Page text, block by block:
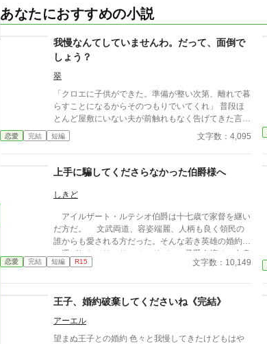
あなたにおすすめの小説
我慢なんてしていませんわ。だって、面倒で
しょう？
翠
「クロエに子供ができた。準備が整い次第、離れで暮
らすことになるからそのつもりでいてくれ」 普段ほ
とんど屋敷にいない夫が前触れもなく告げてきた言葉
をきっかけに、レティシアは“三年間”の契約を終わら
せることにした。 赤の他人を屋敷に迎えることはし
って、面倒でしょう？」 不誠実な夫も、無意味な結
婚も、 この際すべて切り捨ててしまいましょう。
恋愛 完結 短編 文字数：4,095
上手に騙してくださらなかった伯爵様へ
しきど
アイルザート・ルテシオ伯爵は十七歳で家督を継い
だ方だ。 文武両道、容姿端麗、人柄も良く領民の
誰からも愛される方だった。そんな若き英雄の婚約者
に選ばれたメリッサ・オードバーン子爵令嬢は、自身
を果報者と信じて疑っていなかった。 彼が屋敷の
んな事は分かっているつもりだった。分かっていてそ
ザートは、本心から愛した人だったから。
恋愛 完結 短編 R15 文字数：10,149
王子、婚約破棄してくださいね《完結》
アーエル
望まぬ王子との婚約 色々と我慢してきたけどもはや